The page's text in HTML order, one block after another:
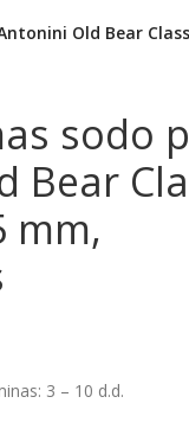
Old Bear
sodo
Bear
mm,
3 – 10 d.d.